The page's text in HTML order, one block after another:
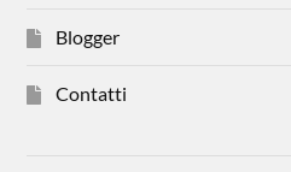
Blogger
Contatti